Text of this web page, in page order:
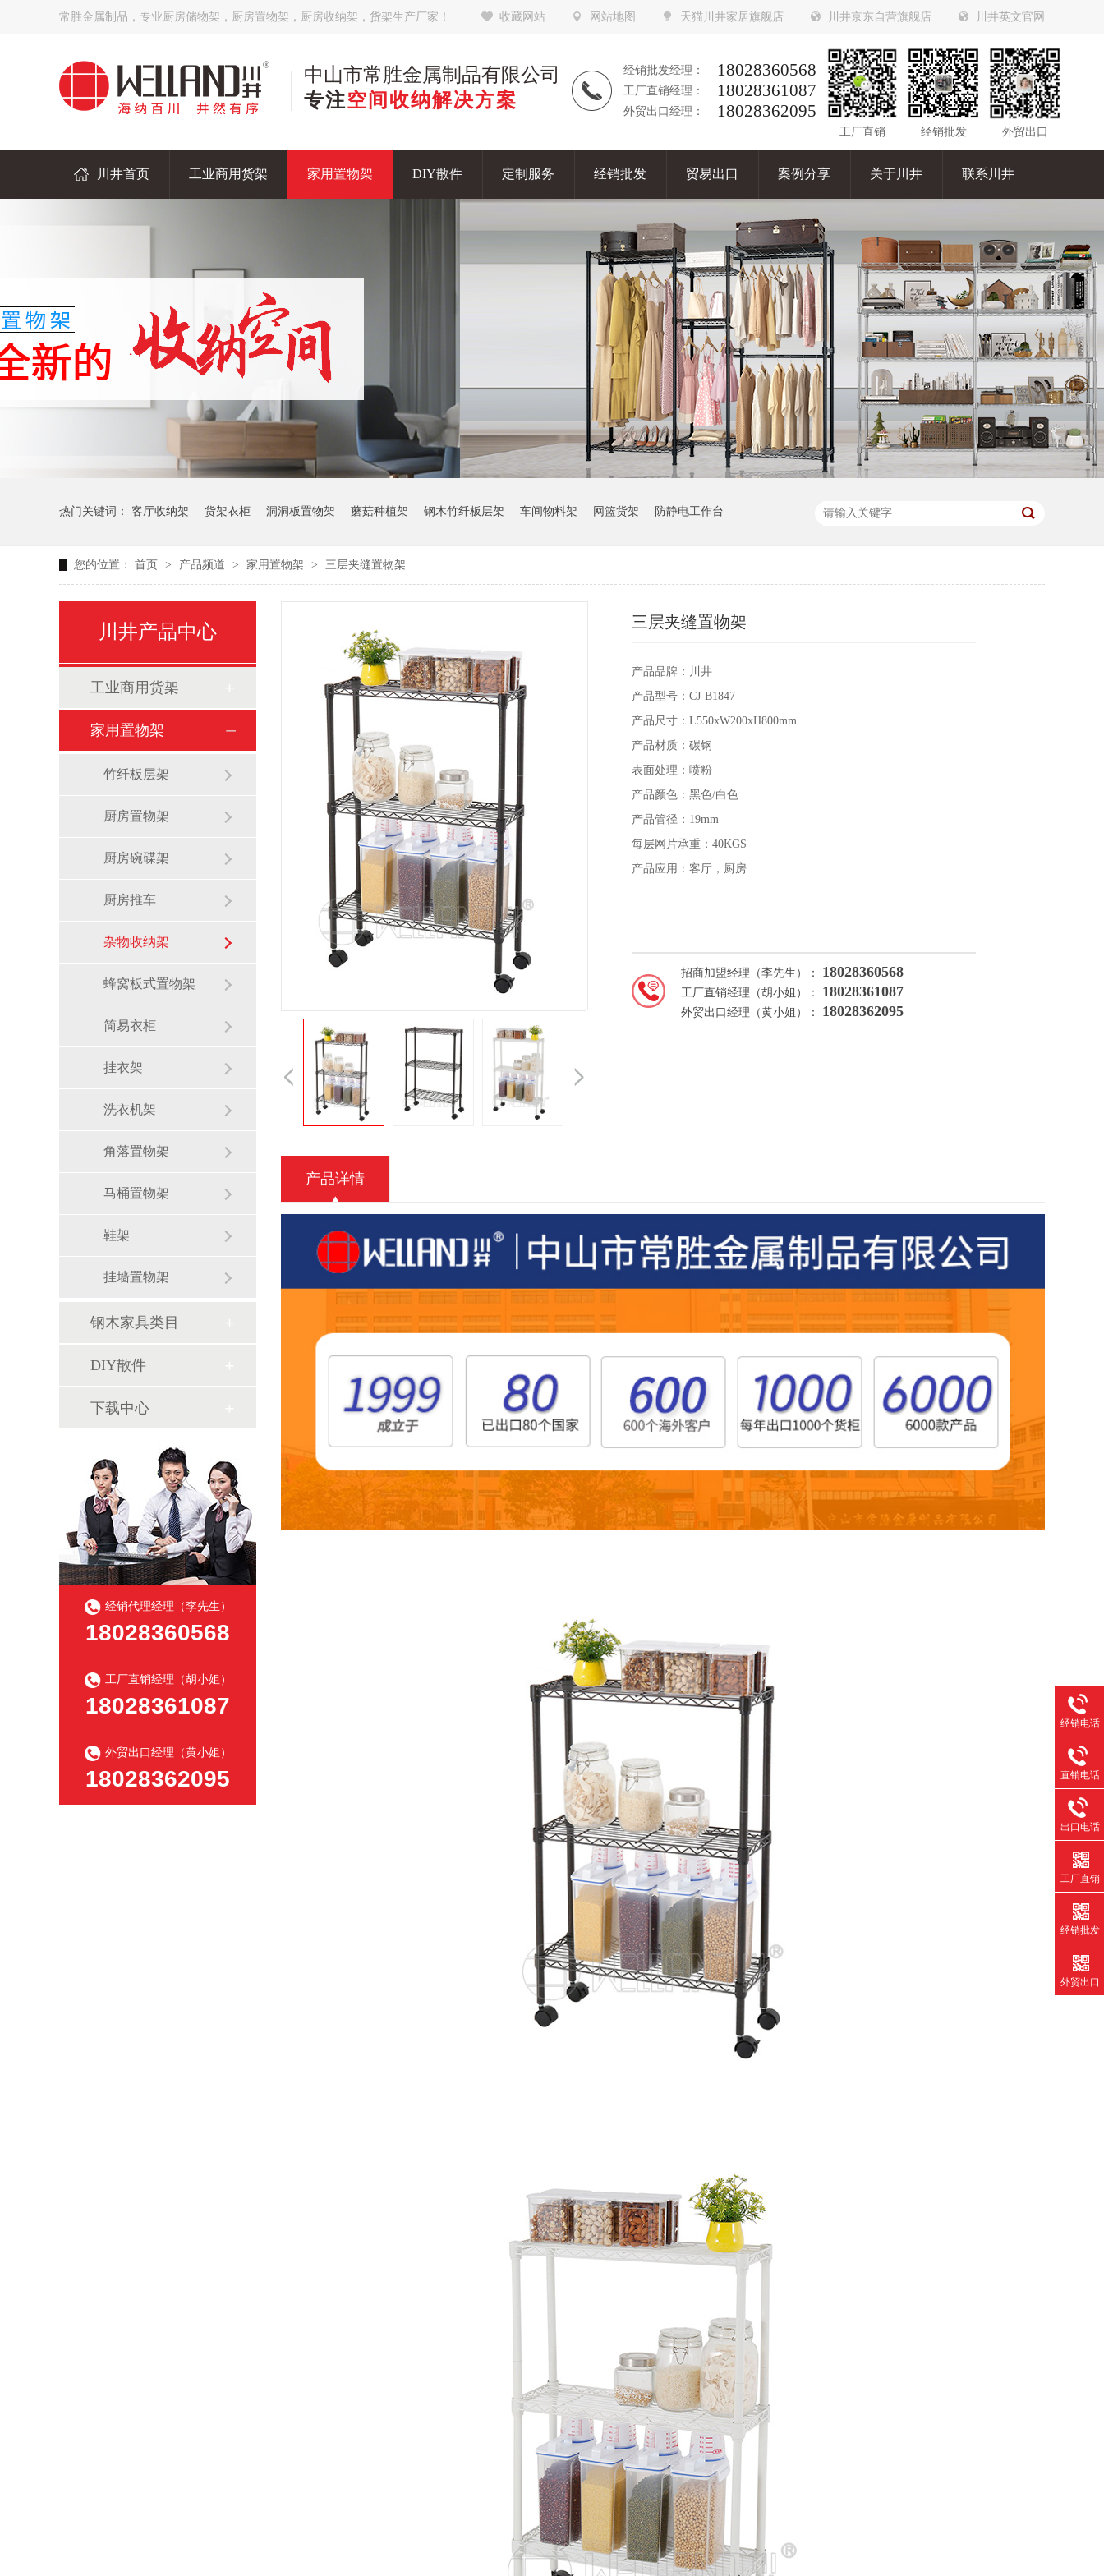
收藏网站 网站地图 天猫川井家居旗舰店 川井京东自营旗舰店 川井英文官网
常胜金属制品，专业厨房储物架，厨房置物架，厨房收纳架，货架生产厂家！
经销批发经理： 18028360568
工厂直销经理： 18028361087
外贸出口经理： 18028362095
中山市常胜金属制品有限公司
专注空间收纳解决方案
工厂直销 经销批发 外贸出口
川井首页 工业商用货架 家用置物架 DIY散件 定制服务 经销批发 贸易出口 案例分享 关于川井 联系川井
热门关键词： 客厅收纳架 货架衣柜 洞洞板置物架 蘑菇种植架 钢木竹纤板层架 车间物料架 网篮货架 防静电工作台
您的位置： 首页 > 产品频道 > 家用置物架 > 三层夹缝置物架
川井产品中心
工业商用货架
家用置物架
竹纤板层架
厨房置物架
厨房碗碟架
厨房推车
杂物收纳架
蜂窝板式置物架
简易衣柜
挂衣架
洗衣机架
角落置物架
马桶置物架
鞋架
挂墙置物架
钢木家具类目
DIY散件
下载中心
经销代理经理（李先生）
18028360568
工厂直销经理（胡小姐）
18028361087
外贸出口经理（黄小姐）
18028362095
三层夹缝置物架
产品品牌：川井
产品型号：CJ-B1847
产品尺寸：L550xW200xH800mm
产品材质：碳钢
表面处理：喷粉
产品颜色：黑色/白色
产品管径：19mm
每层网片承重：40KGS
产品应用：客厅，厨房
招商加盟经理（李先生）： 18028360568
工厂直销经理（胡小姐）： 18028361087
外贸出口经理（黄小姐）： 18028362095
产品详情
经销电话
直销电话
出口电话
工厂直销
经销批发
外贸出口